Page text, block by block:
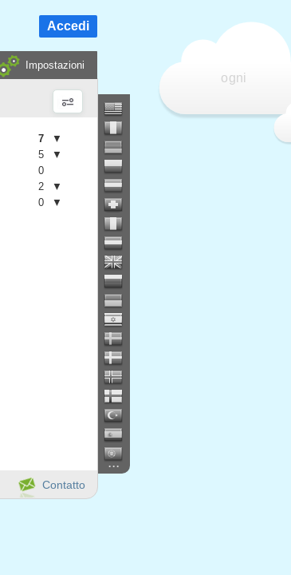
ogni
Accedi
Impostazioni
...
Contatto
7
▼
5
▼
0
2
▼
0 ▼